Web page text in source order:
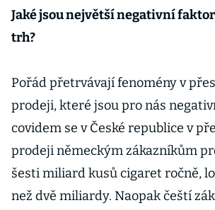
Jaké jsou největší negativní
trh?
Pořád přetrvávají fenomény v
prodeji, které jsou pro nás
covidem se v České republice v
prodeji německým zákazníkům
šesti miliard kusů cigaret ročně,
než dvě miliardy. Naopak čeští